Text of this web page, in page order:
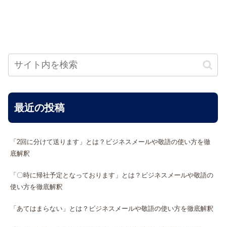
最近の投稿
「2回に分けて送ります」とは？ビジネスメールや敬語の使い方を徹
底解釈
「〇時に帰社予定となっております」とは？ビジネスメールや敬語の
使い方を徹底解釈
「あてはまらない」とは？ビジネスメールや敬語の使い方を徹底解釈